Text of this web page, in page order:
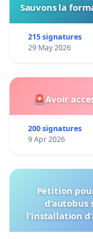
Sauvons la
215 signatures
29 May 2026
🚨Avoir
200 signatures
9 Apr 2026
Pétition
l’installation